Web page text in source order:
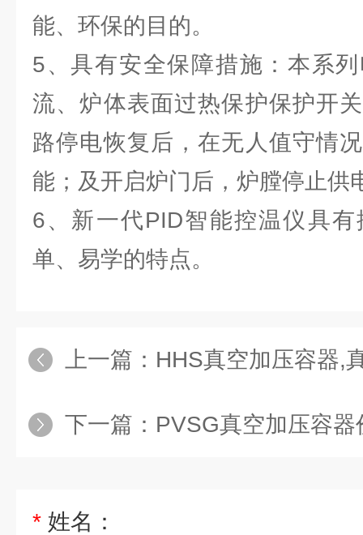
能、环保的目的。
5、具有安全保障措施：本系
流、炉体表面过热保护保护开
路停电恢复后，在无人值守情
能；及开启炉门后，炉膛停止供
6、新一代PID智能控温仪具
单、易学的特点。
上一篇： HHS真空加压容器,
下一篇： PVSG真空加压容
* 姓名：